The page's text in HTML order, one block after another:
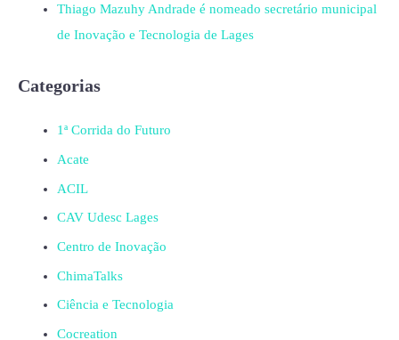
Thiago Mazuhy Andrade é nomeado secretário municipal
de Inovação e Tecnologia de Lages
Categorias
1ª Corrida do Futuro
Acate
ACIL
CAV Udesc Lages
Centro de Inovação
ChimaTalks
Ciência e Tecnologia
Cocreation